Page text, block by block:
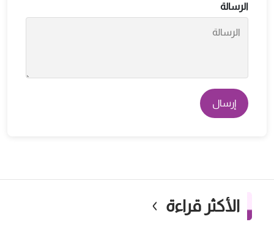
الرسالة
إرسال
الأكثر قراءة